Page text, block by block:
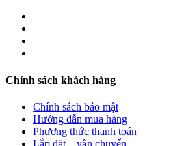
Chính sách khách hàng
Chính sách bảo mật
Hướng dẫn mua hàng
Phương thức thanh toán
Lắp đặt – vận chuyển